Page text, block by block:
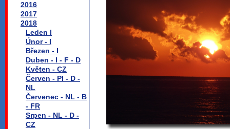
2016
2017
2018
Leden I
Únor - I
Březen - I
Duben - I - F - D
Květen - CZ
Červen - Pl - D -
NL
Červenec - NL - B
- FR
Srpen - NL - D -
CZ